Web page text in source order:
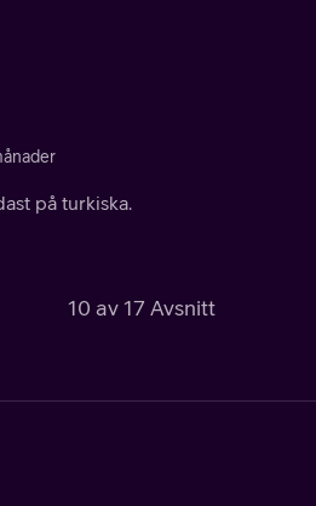
på turkiska.
10 av 17 Avsnitt